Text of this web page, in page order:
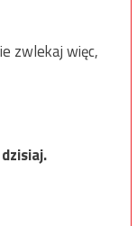
zwlekaj więc,